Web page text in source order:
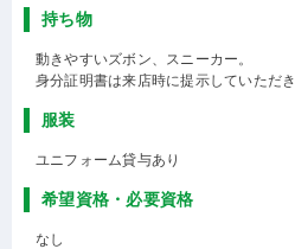
持ち物
動きやすいズボン、スニーカー。
身分証明書は来店時に提示していただ
服装
ユニフォーム貸与あり
希望資格・必要資格
なし